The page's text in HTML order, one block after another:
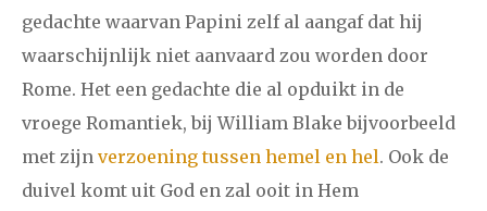
gedachte waarvan Papini zelf al aangaf dat hij
waarschijnlijk niet aanvaard zou worden door
Rome. Het een gedachte die al opduikt in de
vroege Romantiek, bij William Blake bijvoorbeeld
met zijn verzoening tussen hemel en hel. Ook de
duivel komt uit God en zal ooit in Hem